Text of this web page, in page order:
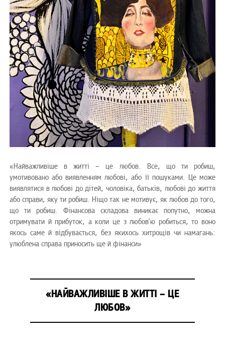
«Найважливіше в житті – це любов. Все, що ти робиш,
умотивовано або виявленням любові, або її пошуками. Це може
виявлятися в любові до дітей, чоловіка, батьків, любові до життя
або справи, яку ти робиш. Ніщо так не мотивує, як любов до того,
що ти робиш. Фінансова складова виникає попутно, можна
отримувати й прибуток, а коли це з любов’ю робиться, то воно
якось саме й відбувається, без якихось хитрощів чи намагань:
улюблена справа приносить ще й фінанси»
«НАЙВАЖЛИВІШЕ В ЖИТТІ – ЦЕ
ЛЮБОВ»